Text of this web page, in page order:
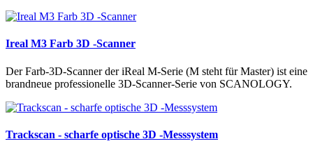
Ireal M3 Farb 3D -Scanner
Der Farb-3D-Scanner der iReal M-Serie (M steht für Master) ist eine
brandneue professionelle 3D-Scanner-Serie von SCANOLOGY.
Trackscan - scharfe optische 3D -Messsystem